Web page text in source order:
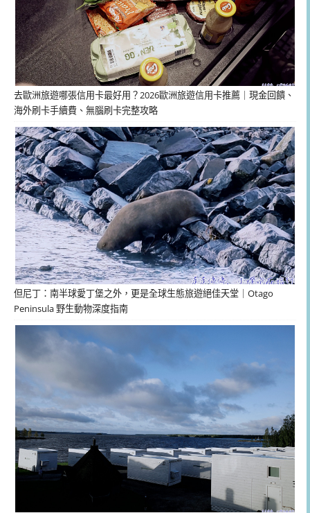
去歐洲旅遊哪張信用卡最好用？2026歐洲旅遊信用卡推薦｜現金回饋、
海外刷卡手續費、無腦刷卡完整攻略
但尼丁：南半球愛丁堡之外，更是全球生態旅遊絕佳天堂｜Otago
Peninsula 野生動物深度指南